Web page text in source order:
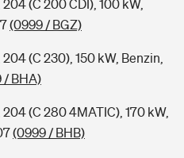
(C 200 CDI), 100 kW,
(0999 / BGZ)
(C 230), 150 kW, Benzin,
/ BHA)
(C 280 4MATIC), 170 kW,
(0999 / BHB)